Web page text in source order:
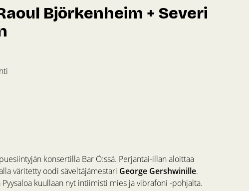
Björkenheim + Severi
konsertilla Bar Ö:ssä. Perjantai-illan aloittaa
väritetty oodi säveltäjämestari George Gershwinille.
kuullaan nyt intiimisti mies ja vibrafoni -pohjalta.